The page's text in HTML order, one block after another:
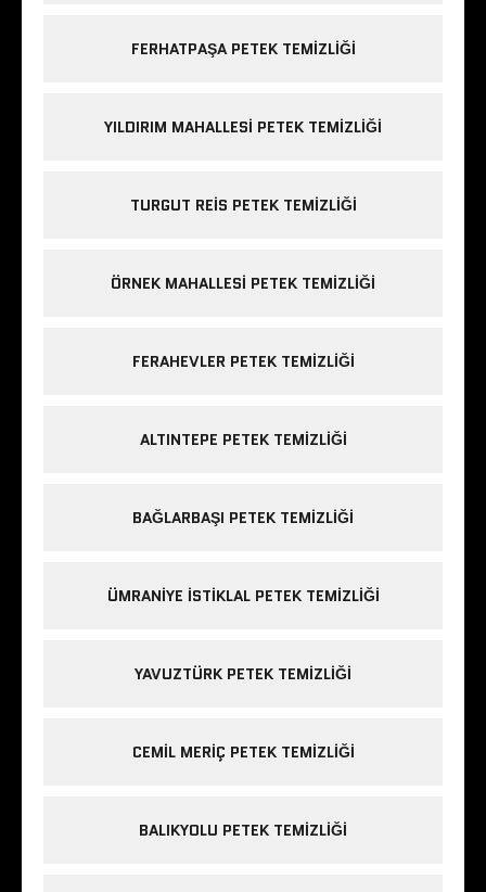
FERHATPAŞA PETEK TEMIZLIĞI
YILDIRIM MAHALLESI PETEK TEMIZLIĞI
TURGUT REIS PETEK TEMIZLIĞI
ÖRNEK MAHALLESI PETEK TEMIZLIĞI
FERAHEVLER PETEK TEMIZLIĞI
ALTINTEPE PETEK TEMIZLIĞI
BAĞLARBAŞI PETEK TEMIZLIĞI
ÜMRANIYE ISTIKLAL PETEK TEMIZLIĞI
YAVUZTÜRK PETEK TEMIZLIĞI
CEMIL MERIÇ PETEK TEMIZLIĞI
BALIKYOLU PETEK TEMIZLIĞI